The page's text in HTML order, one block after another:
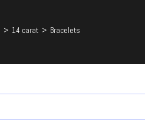
> 14 carat > Bracelets